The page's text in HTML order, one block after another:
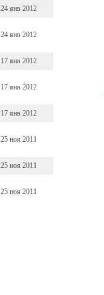
24 янв 2012
24 янв 2012
17 янв 2012
17 янв 2012
17 янв 2012
25 ноя 2011
25 ноя 2011
25 ноя 2011